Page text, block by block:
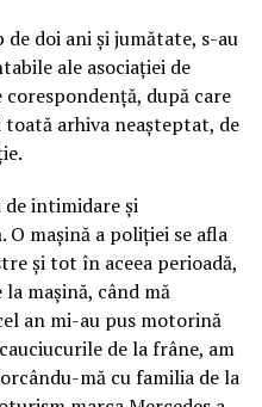
doi ani și jumătate, s-au
ale asociației de
după care
arhiva neașteptat, de
intimidare și
O mașină a poliției se afla
și tot în aceea perioadă,
mașină, când mă
an mi-au pus motorină
de la frâne, am
mă cu familia de la